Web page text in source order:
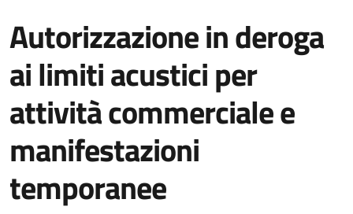
Autorizzazione in deroga
ai limiti acustici per
attività commerciale e
manifestazioni
temporanee